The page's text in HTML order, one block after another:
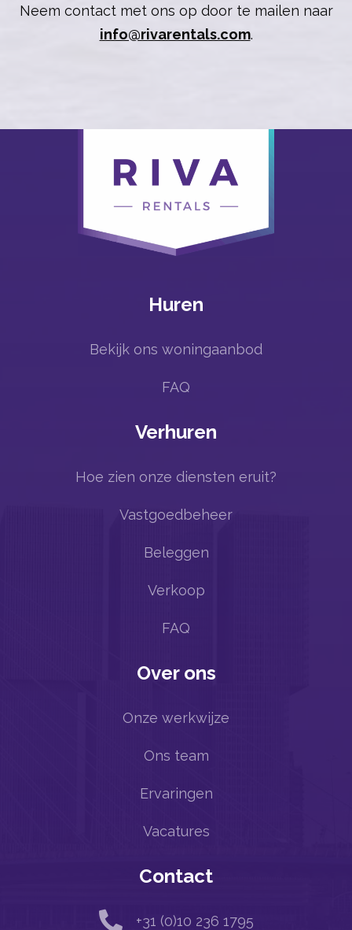
Neem contact met ons op door te mailen naar
info@rivarentals.com.
Huren
Bekijk ons woningaanbod
FAQ
Verhuren
Hoe zien onze diensten eruit?
Vastgoedbeheer
Beleggen
Verkoop
FAQ
Over ons
Onze werkwijze
Ons team
Ervaringen
Vacatures
Contact
 +31 (0)10 236 1795